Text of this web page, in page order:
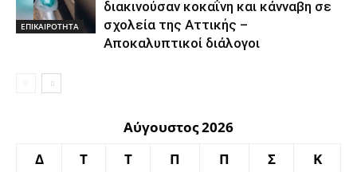
ΕΠΙΚΑΙΡΟΤΗΤΑ
διακινούσαν κοκαΐνη και κάνναβη σε
σχολεία της Αττικής –
Αποκαλυπτικοί διάλογοι
Αύγουστος 2026
Δ
Τ Τ Π Π Σ Κ